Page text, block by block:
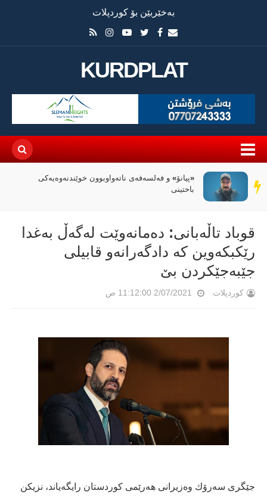
بەخێربێن بۆ کوردپلات
KURDPLAT
سەر
دێڕ
«پیانۆ» و فەلسەفەی ناتەواوبوون خوێندنەوەیەکی
باختینی
قوباد تاڵەبانى: دەمانەوێت لەگەڵ بەغدا
رێکبکەوین کە دادگەرانەو قابیلی
جێبەجێکردن بێ
کوردپلات 2/07/2021 11:12:00 ص
جێگری سەرۆك وەزیرانی هەرێمی كوردستان رایگەیاند، نزیكن